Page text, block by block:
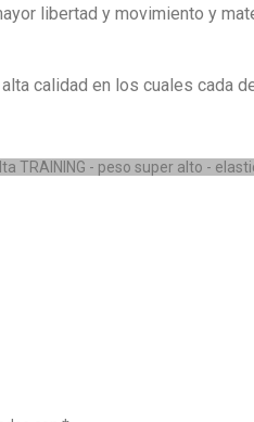
libertad y movimiento y
calidad en los cuales cada
TRAINING - peso super alto -